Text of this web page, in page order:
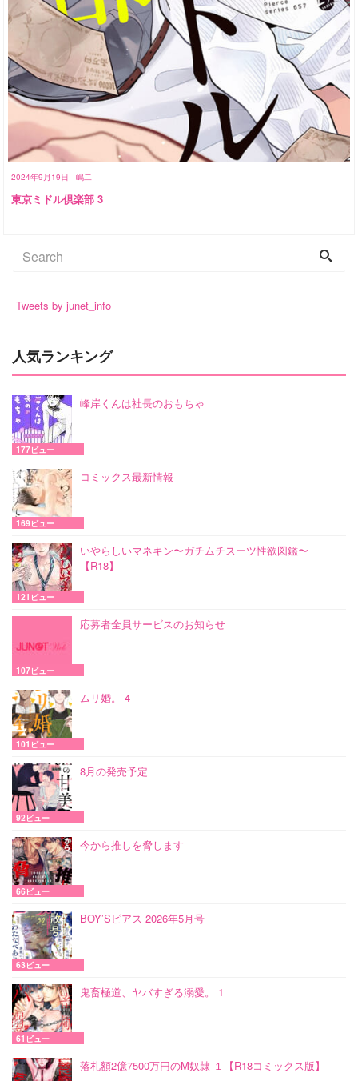
2024年9月19日 嶋二
東京ミドル倶楽部 3
Tweets by junet_info
人気ランキング
峰岸くんは社長のおもちゃ
177ビュー
コミックス最新情報
169ビュー
いやらしいマネキン〜ガチムチスーツ性欲図鑑〜
【R18】
121ビュー
応募者全員サービスのお知らせ
107ビュー
ムリ婚。 4
101ビュー
8月の発売予定
92ビュー
今から推しを脅します
66ビュー
BOY’Sピアス 2026年5月号
63ビュー
鬼畜極道、ヤバすぎる溺愛。 1
61ビュー
落札額2億7500万円のM奴隷 １【R18コミックス版】